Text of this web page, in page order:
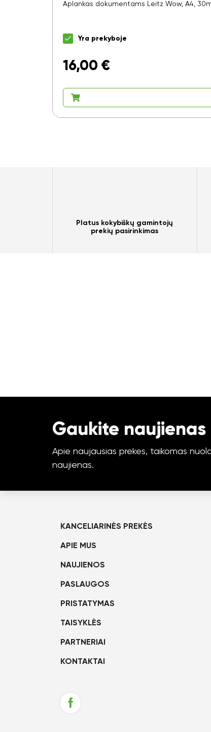
Aplankas dokumentams Leitz Wow, A4,
Yra prekyboje
16,00 €
Platus kokybiškų gamintojų
prekių pasirinkimas
Gaukite naujienas
Apie naujausias prekes, taikomas
naujienas.
KANCELIARINĖS PREKĖS
APIE MUS
NAUJIENOS
PASLAUGOS
PRISTATYMAS
TAISYKLĖS
PARTNERIAI
KONTAKTAI